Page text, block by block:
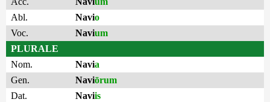
Abl.
Navio
Voc.
Navium
PLURALE
Nom.
Navia
Gen.
Naviōrum
Dat.
Naviis